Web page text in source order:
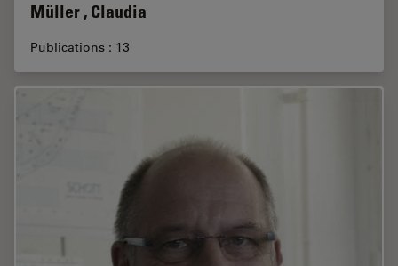
Müller , Claudia
Publications : 13